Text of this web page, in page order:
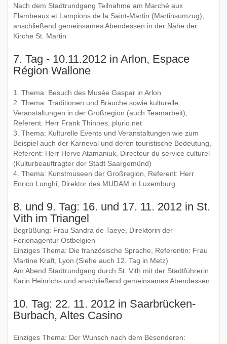
Nach dem Stadtrundgang Teilnahme am Marché aux
Flambeaux et Lampions de la Saint-Martin (Martinsumzug),
anschließend gemeinsames Abendessen in der Nähe der
Kirche St. Martin
7. Tag - 10.11.2012 in Arlon, Espace
Région Wallone
1. Thema: Besuch des Musée Gaspar in Arlon
2. Thema: Traditionen und Bräuche sowie kulturelle
Veranstaltungen in der Großregion (auch Teamarbeit),
Referent: Herr Frank Thinnes, plurio.net
3. Thema: Kulturelle Events und Veranstaltungen wie zum
Beispiel auch der Karneval und deren touristische Bedeutung,
Referent: Herr Herve Atamaniuk, Directeur du service culturel
(Kulturbeauftragter der Stadt Saargemünd)
4. Thema: Kunstmuseen der Großregion, Referent: Herr
Enrico Lunghi, Direktor des MUDAM in Luxemburg
8. und 9. Tag: 16. und 17. 11. 2012 in St.
Vith im Triangel
Begrüßung: Frau Sandra de Taeye, Direktorin der
Ferienagentur Ostbelgien
Einziges Thema: Die französische Sprache, Referentin: Frau
Martine Kraft, Lyon (Siehe auch 12. Tag in Metz)
Am Abend Stadtrundgang durch St. Vith mit der Stadtführerin
Karin Heinrichs und anschließend gemeinsames Abendessen
10. Tag: 22. 11. 2012 in Saarbrücken-
Burbach, Altes Casino
Einziges Thema: Der Wunsch nach dem Besonderen: